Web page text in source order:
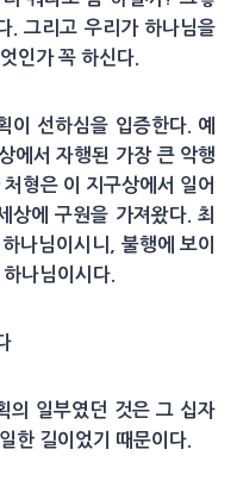
. 그리고 우리가 하나님을
인가 꼭 하신다.
이 선하심을 입증한다. 예
에서 자행된 가장 큰 악행
형은 이 지구상에서 일어
상에 구원을 가져왔다. 최
나님이시니, 불행에 보이
나님이시다.
의 일부였던 것은 그 십자
한 길이었기 때문이다.